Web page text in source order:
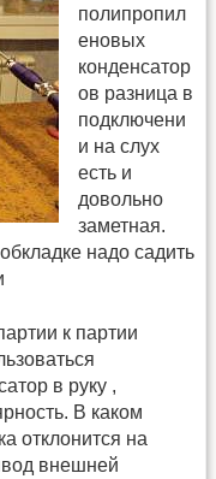
полипропил
еновых
конденсатор
ов разница в
подключени
и на слух
есть и
довольно
заметная.
надо садить
к партии
в руку ,
В каком
отклонится на
внешней